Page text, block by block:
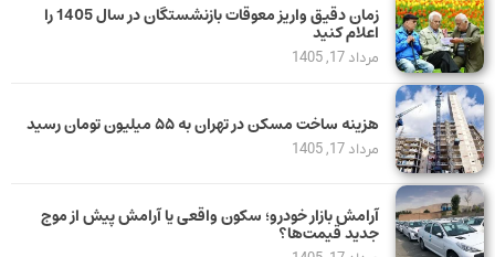
زمان دقیق واریز معوقات بازنشستگان در سال 1405 را
اعلام کنید
مرداد 17, 1405
هزینه ساخت مسکن در تهران به ۵۵ میلیون تومان رسید
مرداد 17, 1405
آرامش بازار خودرو؛ سکون واقعی یا آرامش پیش از موج
جدید قیمت‌ها؟